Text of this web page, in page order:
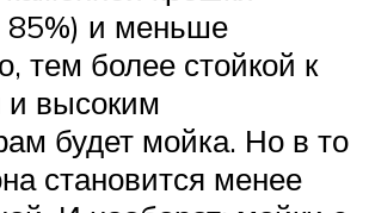
85%) и меньше
тем более стойкой к
высоким
будет мойка. Но в то
становится менее